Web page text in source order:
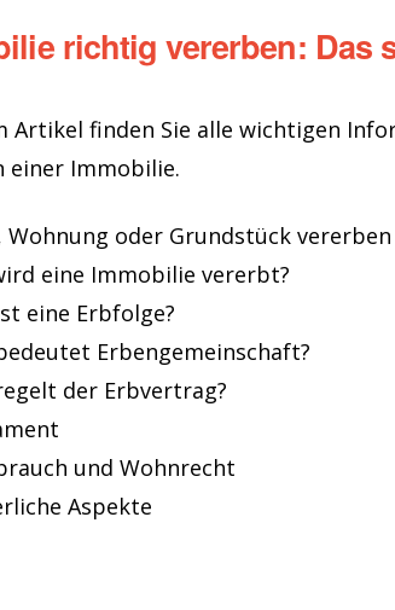
richtig vererben: Das
Artikel finden Sie alle wichtigen
einer Immobilie.
Wohnung oder Grundstück
eine Immobilie vererbt?
eine Erbfolge?
Erbengemeinschaft?
der Erbvertrag?
und Wohnrecht
Aspekte